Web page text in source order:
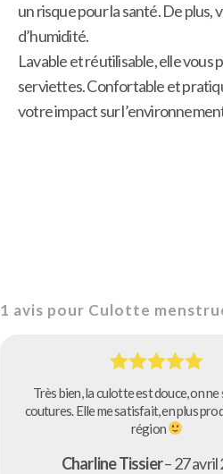
un risque pour la santé. De plus,
d’humidité.
Lavable et réutilisable, elle
serviettes. Confortable et
votre impact sur
1 avis pour Culotte
Note5sur
5
Charline Tissier–27 avril
Très bien, la culotte est douce, on ne
coutures. Elle me satisfait, en plus
région